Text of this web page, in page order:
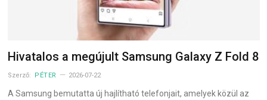
Hivatalos a megújult Samsung Galaxy Z Fold 8
Szerző: PÉTER 2026-07-22
A Samsung bemutatta új hajlítható telefonjait, amelyek közül az